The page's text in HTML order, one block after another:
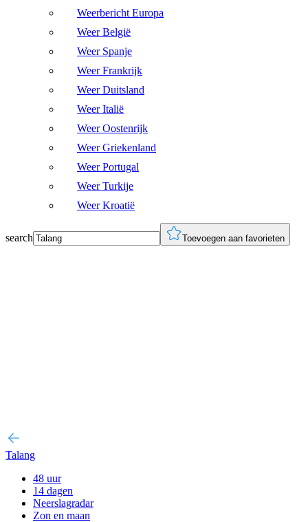
Weerbericht Europa
Weer België
Weer Spanje
Weer Frankrijk
Weer Duitsland
Weer Italië
Weer Oostenrijk
Weer Griekenland
Weer Portugal
Weer Turkije
Weer Kroatië
search Toevoegen aan favorieten
Talang
48 uur
14 dagen
Neerslagradar
Zon en maan